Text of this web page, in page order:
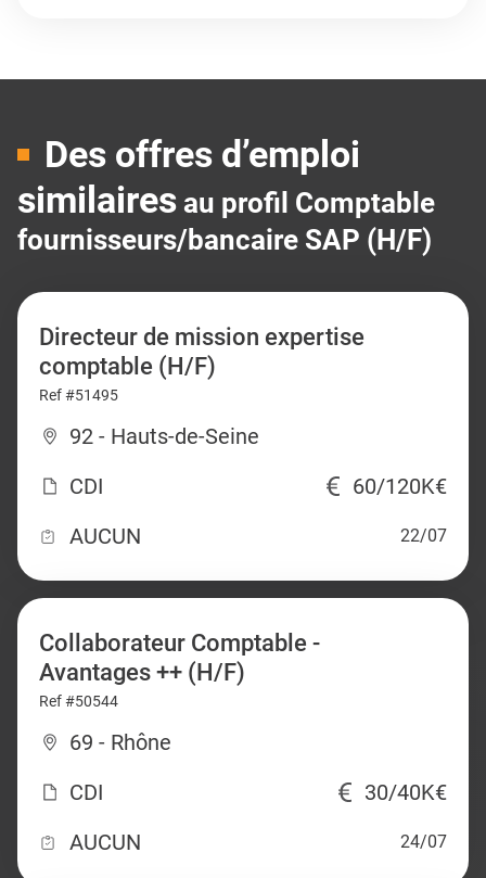
Des offres d’emploi
similaires au profil Comptable
fournisseurs/bancaire SAP (H/F)
Directeur de mission expertise
comptable (H/F)
Ref #51495
92 - Hauts-de-Seine
CDI
60/120K€
AUCUN
22/07
Collaborateur Comptable -
Avantages ++ (H/F)
Ref #50544
69 - Rhône
CDI
30/40K€
AUCUN
24/07